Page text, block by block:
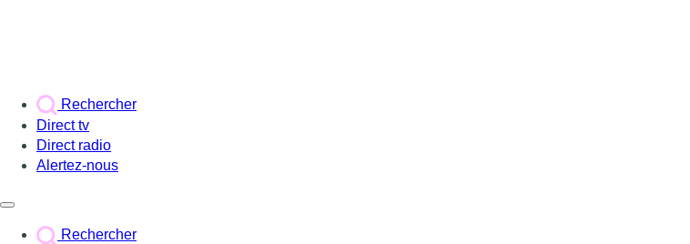
Rechercher
Direct tv
Direct radio
Alertez-nous
Rechercher